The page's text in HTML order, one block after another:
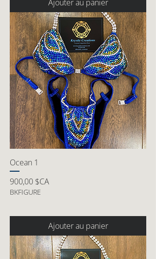
Ajouter au panier
Ocean 1
Prix
900,00 $CA
BKFIGURE
Ajouter au panier